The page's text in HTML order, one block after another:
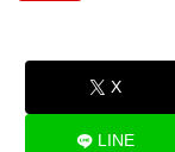
X
LINE